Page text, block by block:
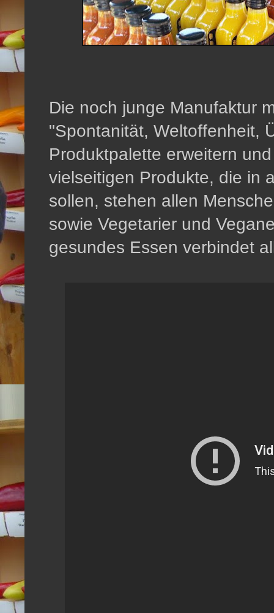
Die noch junge Manufaktur
"Spontanität, Weltoffenheit,
Produktpalette erweitern
vielseitigen Produkte, die in
sollen, stehen allen
sowie Vegetarier und
gesundes Essen verbindet